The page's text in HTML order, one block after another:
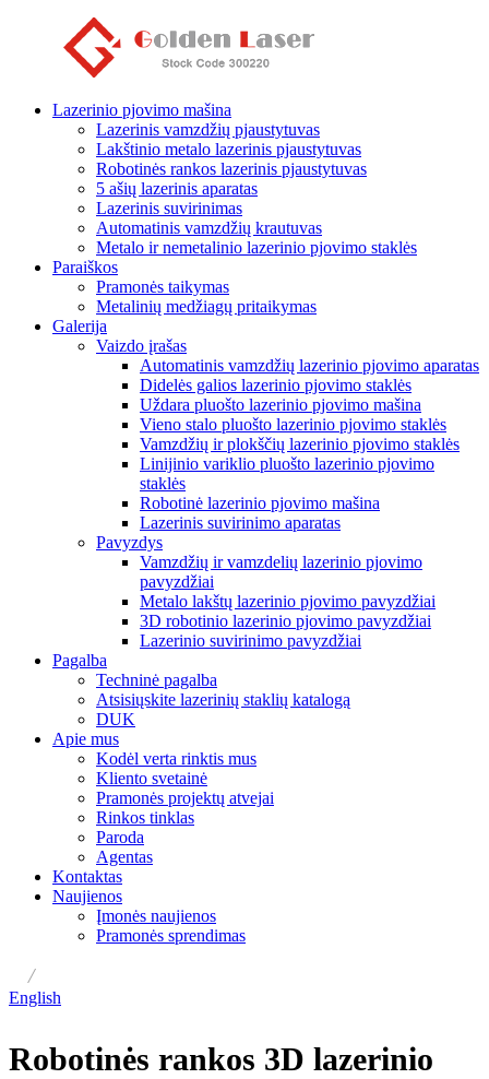
Lazerinio pjovimo mašina
Lazerinis vamzdžių pjaustytuvas
Lakštinio metalo lazerinis pjaustytuvas
Robotinės rankos lazerinis pjaustytuvas
5 ašių lazerinis aparatas
Lazerinis suvirinimas
Automatinis vamzdžių krautuvas
Metalo ir nemetalinio lazerinio pjovimo staklės
Paraiškos
Pramonės taikymas
Metalinių medžiagų pritaikymas
Galerija
Vaizdo įrašas
Automatinis vamzdžių lazerinio pjovimo aparatas
Didelės galios lazerinio pjovimo staklės
Uždara pluošto lazerinio pjovimo mašina
Vieno stalo pluošto lazerinio pjovimo staklės
Vamzdžių ir plokščių lazerinio pjovimo staklės
Linijinio variklio pluošto lazerinio pjovimo
staklės
Robotinė lazerinio pjovimo mašina
Lazerinis suvirinimo aparatas
Pavyzdys
Vamzdžių ir vamzdelių lazerinio pjovimo
pavyzdžiai
Metalo lakštų lazerinio pjovimo pavyzdžiai
3D robotinio lazerinio pjovimo pavyzdžiai
Lazerinio suvirinimo pavyzdžiai
Pagalba
Techninė pagalba
Atsisiųskite lazerinių staklių katalogą
DUK
Apie mus
Kodėl verta rinktis mus
Kliento svetainė
Pramonės projektų atvejai
Rinkos tinklas
Paroda
Agentas
Kontaktas
Naujienos
Įmonės naujienos
Pramonės sprendimas
/
English
Robotinės rankos 3D lazerinio